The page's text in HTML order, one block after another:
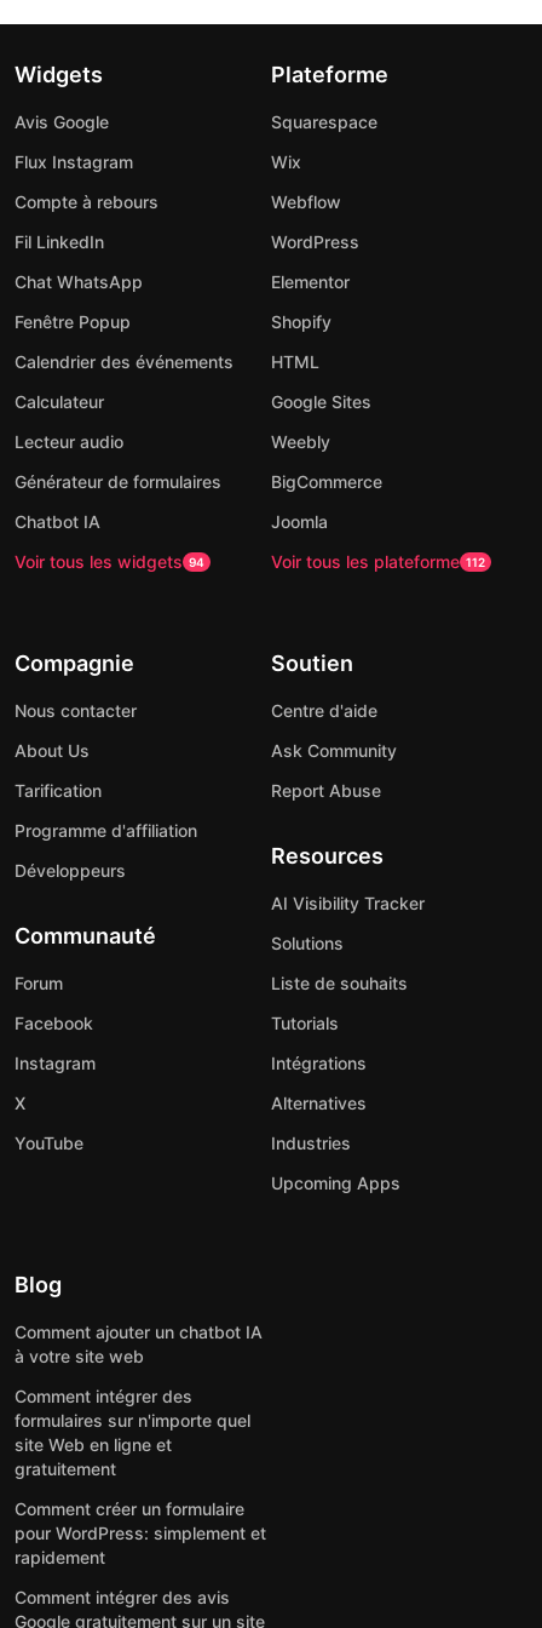
Widgets
Avis Google
Flux Instagram
Compte à rebours
Fil LinkedIn
Chat WhatsApp
Fenêtre Popup
Calendrier des événements
Calculateur
Lecteur audio
Générateur de formulaires
Chatbot IA
Voir tous les widgets 94
Plateforme
Squarespace
Wix
Webflow
WordPress
Elementor
Shopify
HTML
Google Sites
Weebly
BigCommerce
Joomla
Voir tous les plateforme 112
Compagnie
Nous contacter
About Us
Tarification
Programme d'affiliation
Développeurs
Communauté
Forum
Facebook
Instagram
X
YouTube
Soutien
Centre d'aide
Ask Community
Report Abuse
Resources
AI Visibility Tracker
Solutions
Liste de souhaits
Tutorials
Intégrations
Alternatives
Industries
Upcoming Apps
Blog
Comment ajouter un chatbot IA
à votre site web
Comment intégrer des
formulaires sur n'importe quel
site Web en ligne et
gratuitement
Comment créer un formulaire
pour WordPress: simplement et
rapidement
Comment intégrer des avis
Google gratuitement sur un site